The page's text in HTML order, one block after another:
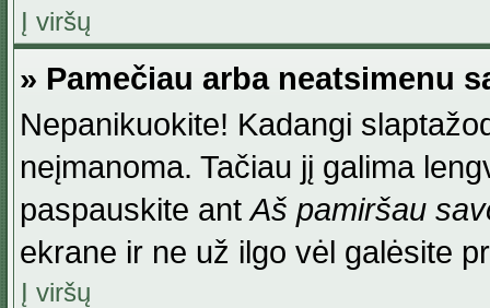
Į viršų
» Pamečiau arba neatsimenu
Nepanikuokite! Kadangi
neįmanoma. Tačiau jį galima
paspauskite antAš pamiršau
ekrane ir ne už ilgo vėl galėsite
Į viršų